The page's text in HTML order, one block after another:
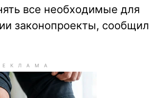
все необходимые для
законопроекты, сообщил